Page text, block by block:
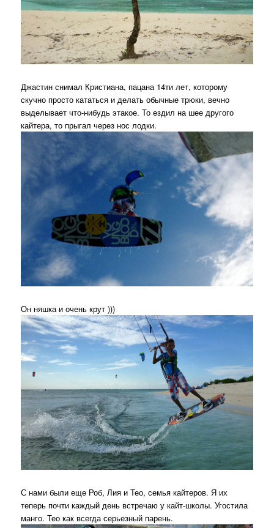
Джастин снимал Кристиана, пацана 14ти лет, которому
скучно просто кататься и делать обычные трюки, вечно
выделывает что-нибудь этакое. То ездил на шее другого
кайтера, то прыгал через нос лодки.
Он няшка и очень крут )))
С нами были еще Роб, Лия и Тео, семья кайтеров. Я их
теперь почти каждый день встречаю у кайт-школы. Угостила
манго. Тео как всегда серьезный парень.